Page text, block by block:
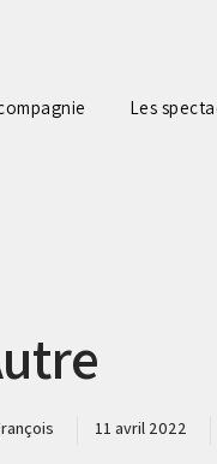
Les
11 avril 2022